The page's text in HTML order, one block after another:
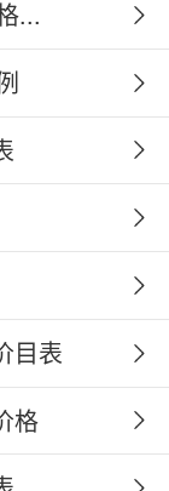
...
目表
格